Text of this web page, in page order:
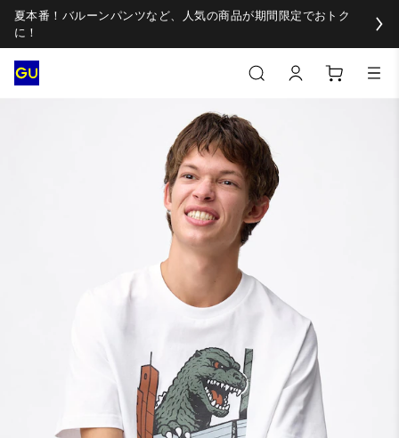
夏本番！バルーンパンツなど、人気の商品が期間限定でおトク
に！